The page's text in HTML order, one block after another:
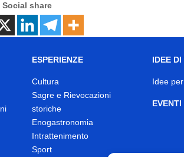
Social share
ESPERIENZE
Cultura
Sagre e Rievocazioni
storiche
Enogastronomia
Intrattenimento
Sport
IDEE
Idee
EVENTI